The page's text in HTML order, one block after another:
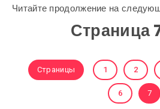
Читайте продолжение на
Страница
Страницы 1 2
6 7